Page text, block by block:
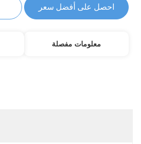
احصل على أفضل سعر
معلومات مفصلة